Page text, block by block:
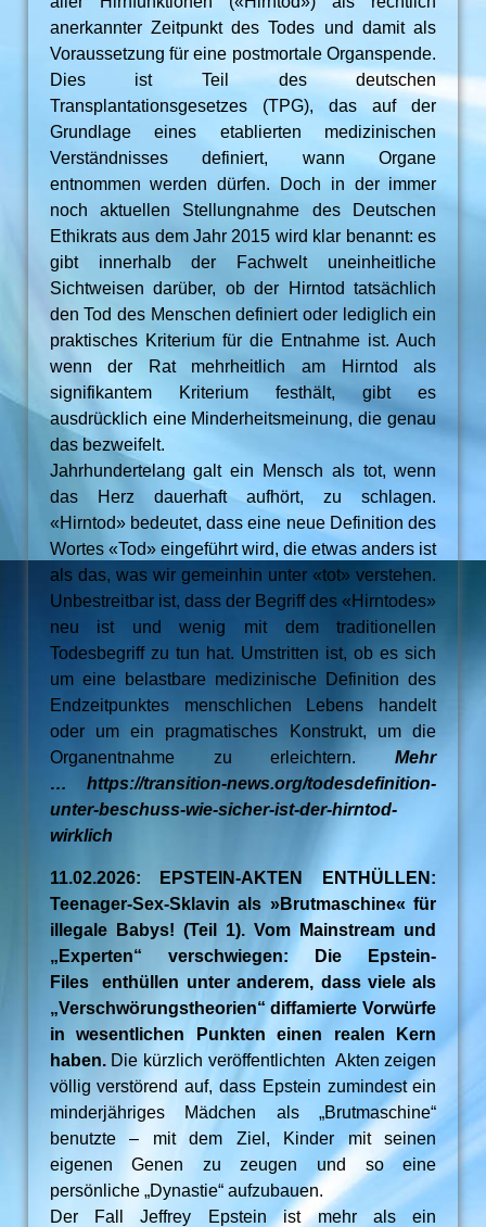
anerkannter Zeitpunkt des Todes und damit als
Voraussetzung für eine postmortale Organspende.
Dies ist Teil des deutschen
Transplantationsgesetzes (TPG), das auf der
Grundlage eines etablierten medizinischen
Verständnisses definiert, wann Organe
entnommen werden dürfen. Doch in der immer
noch aktuellen Stellungnahme des Deutschen
Ethikrats aus dem Jahr 2015 wird klar benannt: es
gibt innerhalb der Fachwelt uneinheitliche
Sichtweisen darüber, ob der Hirntod tatsächlich
den Tod des Menschen definiert oder lediglich ein
praktisches Kriterium für die Entnahme ist. Auch
wenn der Rat mehrheitlich am Hirntod als
signifikantem Kriterium festhält, gibt es
ausdrücklich eine Minderheitsmeinung, die genau
das bezweifelt.
Jahrhundertelang galt ein Mensch als tot, wenn
das Herz dauerhaft aufhört, zu schlagen.
«Hirntod» bedeutet, dass eine neue Definition des
Wortes «Tod» eingeführt wird, die etwas anders ist
als das, was wir gemeinhin unter «tot» verstehen.
Unbestreitbar ist, dass der Begriff des «Hirntodes»
neu ist und wenig mit dem traditionellen
Todesbegriff zu tun hat. Umstritten ist, ob es sich
um eine belastbare medizinische Definition des
Endzeitpunktes menschlichen Lebens handelt
oder um ein pragmatisches Konstrukt, um die
Organentnahme zu erleichtern.Mehr
… https://transition-news.org/todesdefinition-
unter-beschuss-wie-sicher-ist-der-hirntod-
wirklich
11.02.2026: EPSTEIN-AKTEN ENTHÜLLEN:
Teenager-Sex-Sklavin als »Brutmaschine« für
illegale Babys! (Teil 1). Vom Mainstream und
„Experten“ verschwiegen: Die Epstein-
Files enthüllen unter anderem, dass viele als
„Verschwörungstheorien“ diffamierte Vorwürfe
in wesentlichen Punkten einen realen Kern
haben. Die kürzlich veröffentlichten Akten zeigen
völlig verstörend auf, dass Epstein zumindest ein
minderjähriges Mädchen als „Brutmaschine“
benutzte – mit dem Ziel, Kinder mit seinen
eigenen Genen zu zeugen und so eine
persönliche „Dynastie“ aufzubauen.
Der Fall Jeffrey Epstein ist mehr als ein